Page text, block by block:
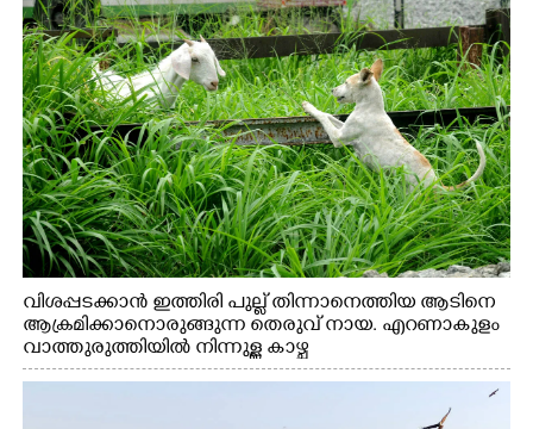
വിശപ്പടക്കാൻ ഇത്തിരി പുല്ല് തിന്നാനെത്തിയ ആടിനെ
ആക്രമിക്കാനൊരുങ്ങുന്ന തെരുവ് നായ. എറണാകുളം
വാത്തുരുത്തിയിൽ നിന്നുള്ള കാഴ്ച